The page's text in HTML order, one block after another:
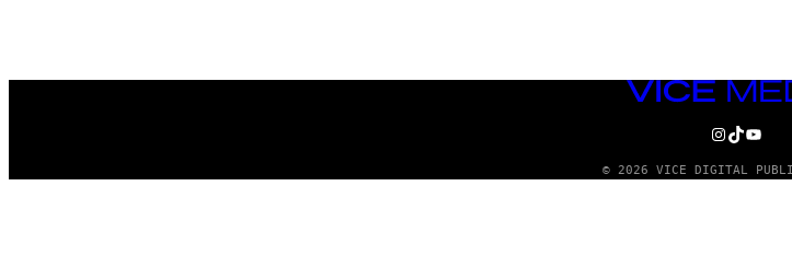
VICE
TIKTOK
© 2026 VICE DIGITAL